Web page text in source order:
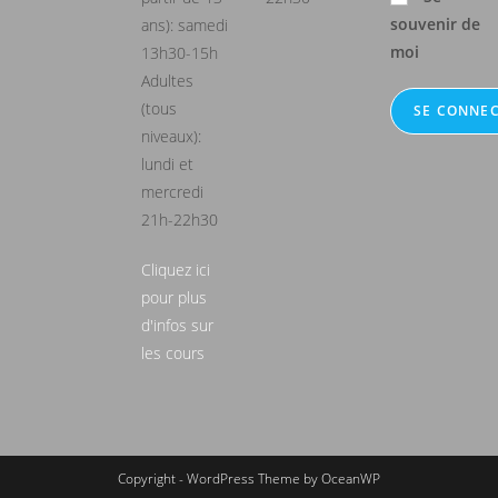
ans): samedi
13h30-15h
Adultes
(tous
niveaux):
lundi et
mercredi
21h-22h30
Cliquez ici
pour plus
d'infos sur
les cours
souvenir de
moi
Copyright - WordPress Theme by OceanWP